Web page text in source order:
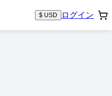
$ USD ログイン